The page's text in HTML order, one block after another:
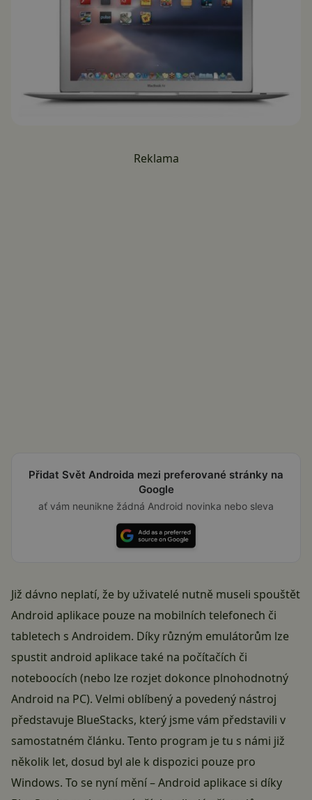
Reklama
Přidat Svět Androida mezi preferované stránky na
Google
ať vám neunikne žádná Android novinka nebo sleva
Již dávno neplatí, že by uživatelé nutně museli spouštět
Android aplikace pouze na mobilních telefonech či
tabletech s Androidem. Díky různým emulátorům lze
spustit android aplikace také na počítačích či
noteboocích (nebo lze rozjet dokonce plnohodnotný
Android na PC). Velmi oblíbený a povedený nástroj
představuje BlueStacks, který jsme vám představili v
samostatném článku. Tento program je tu s námi již
několik let, dosud byl ale k dispozici pouze pro
Windows. To se nyní mění – Android aplikace si díky